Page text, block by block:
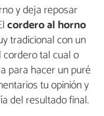
y deja reposar
cordero al horno
tradicional con un
tal cual o
para hacer un puré
tu opinión y
del resultado final.